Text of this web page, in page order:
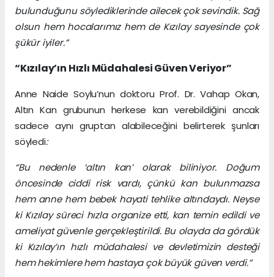
bulunduğunu söylediklerinde ailecek çok sevindik. Sağ
olsun hem hocalarımız hem de Kızılay sayesinde çok
şükür iyiler.”
“Kızılay’ın Hızlı Müdahalesi Güven Veriyor”
Anne Naide Soylu’nun doktoru Prof. Dr. Vahap Okan,
Altın Kan grubunun herkese kan verebildiğini ancak
sadece aynı gruptan alabileceğini belirterek şunları
söyledi:
“Bu nedenle ‘altın kan’ olarak biliniyor. Doğum
öncesinde ciddi risk vardı, çünkü kan bulunmazsa
hem anne hem bebek hayati tehlike altındaydı. Neyse
ki Kızılay süreci hızla organize etti, kan temin edildi ve
ameliyat güvenle gerçekleştirildi. Bu olayda da gördük
ki Kızılay’ın hızlı müdahalesi ve devletimizin desteği
hem hekimlere hem hastaya çok büyük güven verdi.”